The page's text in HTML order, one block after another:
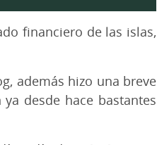
financiero de las islas,
además hizo una breve
desde hace bastantes